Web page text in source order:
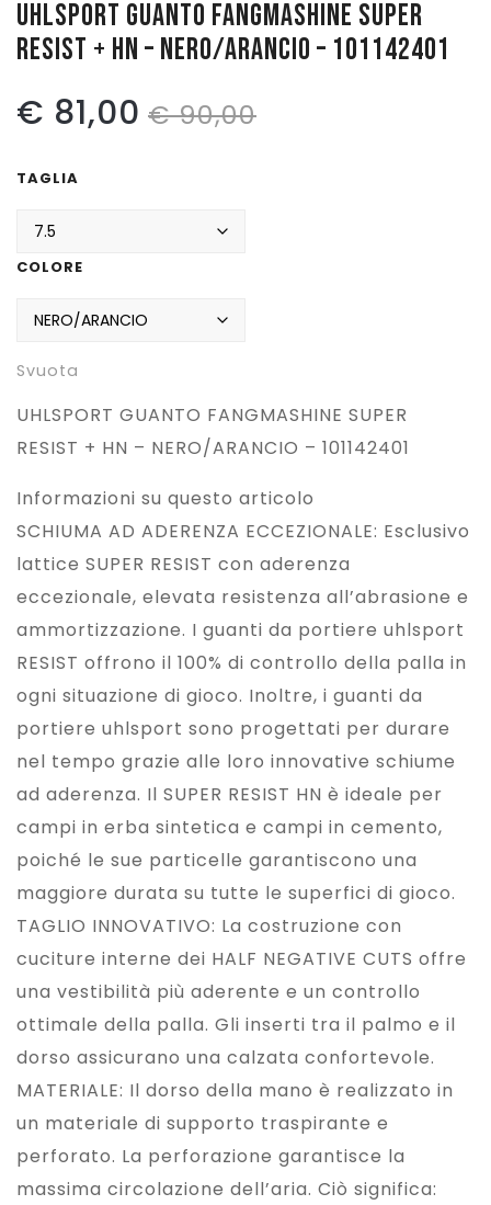
Pattinaggio
Intimo
Sanitari
UHLSPORT GUANTO FANGMASHINE SUPER
RESIST + HN – NERO/ARANCIO – 101142401
€90,00Il
€ 81,00
Il
TAGLIA
COLORE
Svuota
UHLSPORT GUANTO FANGMASHINE SUPER
RESIST + HN – NERO/ARANCIO – 101142401
Informazioni su questo articolo
SCHIUMA AD ADERENZA ECCEZIONALE: Esclusivo
lattice SUPER RESIST con aderenza
eccezionale, elevata resistenza all’abrasione e
ammortizzazione. I guanti da portiere uhlsport
RESIST offrono il 100% di controllo della palla in
ogni situazione di gioco. Inoltre, i guanti da
portiere uhlsport sono progettati per durare
nel tempo grazie alle loro innovative schiume
ad aderenza. Il SUPER RESIST HN è ideale per
campi in erba sintetica e campi in cemento,
poiché le sue particelle garantiscono una
maggiore durata su tutte le superfici di gioco.
TAGLIO INNOVATIVO: La costruzione con
cuciture interne dei HALF NEGATIVE CUTS offre
una vestibilità più aderente e un controllo
ottimale della palla. Gli inserti tra il palmo e il
dorso assicurano una calzata confortevole.
MATERIALE: Il dorso della mano è realizzato in
un materiale di supporto traspirante e
perforato. La perforazione garantisce la
massima circolazione dell’aria. Ciò significa: